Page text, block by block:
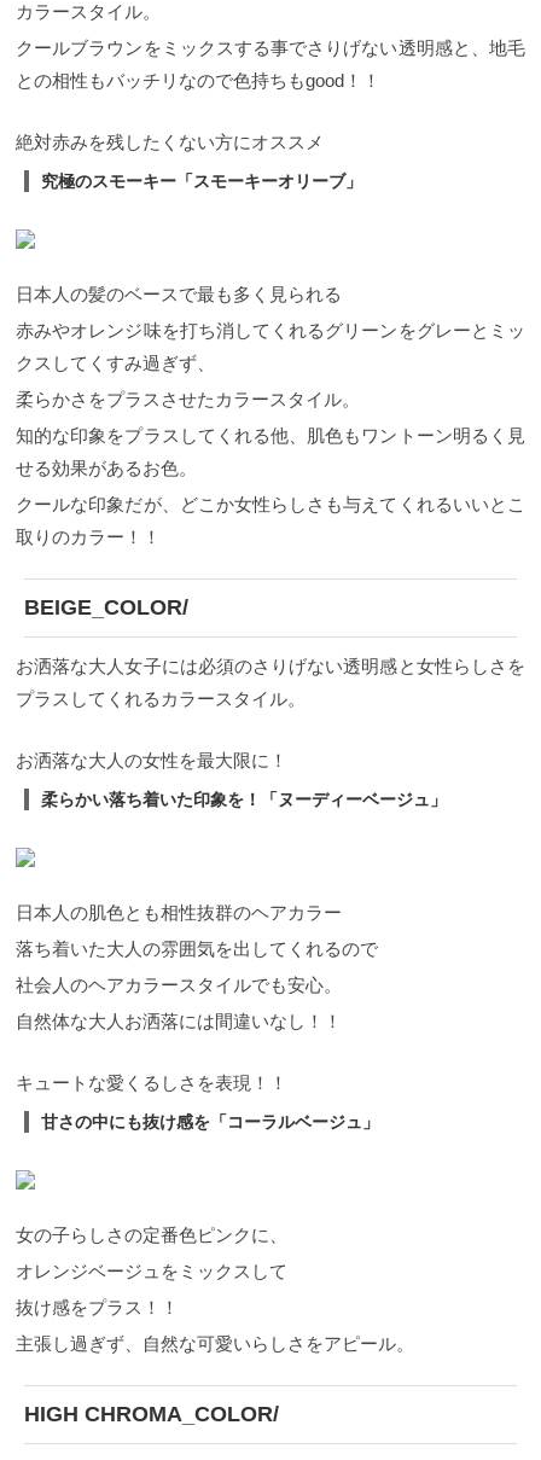
カラースタイル。
クールブラウンをミックスする事でさりげない透明感と、地毛
との相性もバッチリなので色持ちもgood！！
絶対赤みを残したくない方にオススメ
究極のスモーキー「スモーキーオリーブ」
日本人の髪のベースで最も多く見られる
赤みやオレンジ味を打ち消してくれるグリーンをグレーとミッ
クスしてくすみ過ぎず、
柔らかさをプラスさせたカラースタイル。
知的な印象をプラスしてくれる他、肌色もワントーン明るく見
せる効果があるお色。
クールな印象だが、どこか女性らしさも与えてくれるいいとこ
取りのカラー！！
BEIGE_COLOR/
お洒落な大人女子には必須のさりげない透明感と女性らしさを
プラスしてくれるカラースタイル。
お洒落な大人の女性を最大限に！
柔らかい落ち着いた印象を！「ヌーディーベージュ」
日本人の肌色とも相性抜群のヘアカラー
落ち着いた大人の雰囲気を出してくれるので
社会人のヘアカラースタイルでも安心。
自然体な大人お洒落には間違いなし！！
キュートな愛くるしさを表現！！
甘さの中にも抜け感を「コーラルベージュ」
女の子らしさの定番色ピンクに、
オレンジベージュをミックスして
抜け感をプラス！！
主張し過ぎず、自然な可愛いらしさをアピール。
HIGH CHROMA_COLOR/